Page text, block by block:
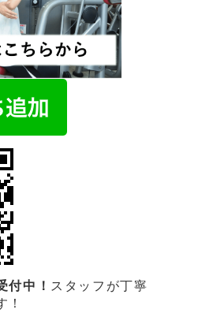
付中！ スタッフが丁寧
！